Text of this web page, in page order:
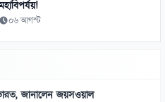
০৬ আগস্ট
জানালেন জয়সওয়াল